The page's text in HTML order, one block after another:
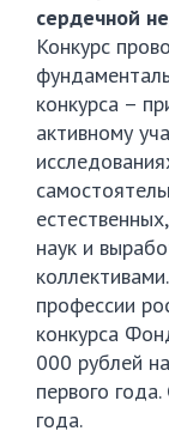
сердечной
Конкурс
конкурса –
активному
наук и
профессии
конкурса
000 рублей
первого
года.